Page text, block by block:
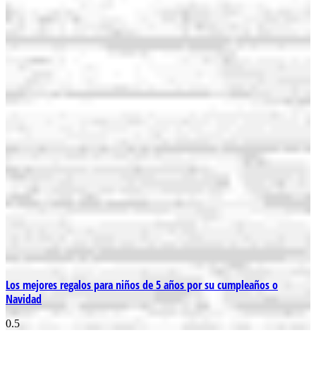
Los mejores regalos para niños de 5 años por su cumpleaños o
Navidad